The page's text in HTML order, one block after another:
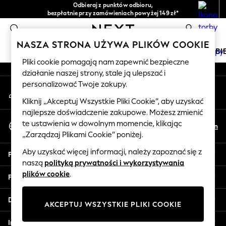
Odbieraj z punktów odbioru,
bezpłatnie przy zamówieniach powyżej 149 zł*
Łatwe zwroty*
0
HOLIDAY SHOP
Women's Holiday Shop
All Swimwear
All Beachwear
Bags & Accessories
Beach Dresses & Kaftans
Dresses
Flip Flops
Sliders
Jumpsuits & Playsuits
Sandals
Shorts
An error occurred on client
Nasze media społecznościowe
Moje konto
Zaloguj się na swoje konto
Wybierz Język
Polski
En
Pomoc
Prywatność i zasady prawne
Działy
Inne usługi
NASZA STRONA UŻYWA PLIKÓW COOKIE
Pliki cookie pomagają nam zapewnić bezpieczne
działanie naszej strony, stale ją ulepszać i
personalizować Twoje zakupy.
Kliknij „Akceptuj Wszystkie Pliki Cookie”, aby uzyskać
najlepsze doświadczenie zakupowe. Możesz zmienić
te ustawienia w dowolnym momencie, klikając
„Zarządzaj Plikami Cookie” poniżej.
Aby uzyskać więcej informacji, należy zapoznać się z
naszą polityką prywatności i wykorzystywania
plików cookie.
AKCEPTUJ WSZYSTKIE PLIKI COOKIE